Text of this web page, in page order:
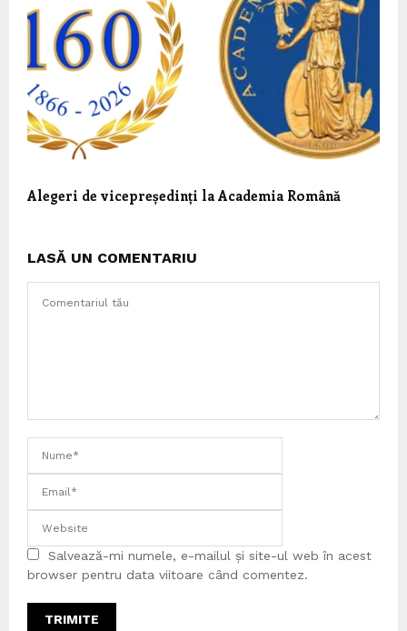
Alegeri de vicepreședinți la Academia Română
LASĂ UN COMENTARIU
Salvează-mi numele, e-mailul și site-ul web în acest
browser pentru data viitoare când comentez.